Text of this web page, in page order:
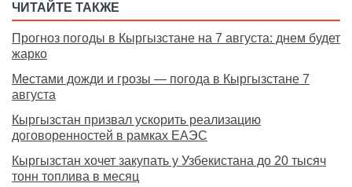
ЧИТАЙТЕ ТАКЖЕ
Прогноз погоды в Кыргызстане на 7 августа: днем будет
жарко
Местами дожди и грозы — погода в Кыргызстане 7
августа
Кыргызстан призвал ускорить реализацию
договоренностей в рамках ЕАЭС
Кыргызстан хочет закупать у Узбекистана до 20 тысяч
тонн топлива в месяц